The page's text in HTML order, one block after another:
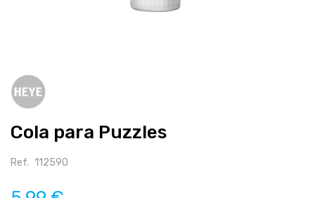
Cola para Puzzles
Ref. 112590
para
o
da
de